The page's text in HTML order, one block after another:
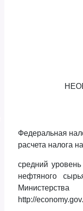
Федеральная
расчета налога
средний
нефтяного
http://